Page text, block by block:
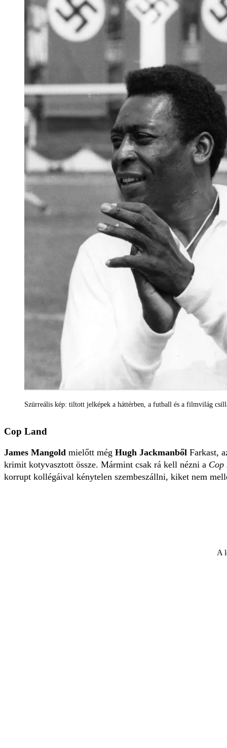
Szürreális kép: tiltott jelképek a háttérben, a futball és a filmvilág
Cop Land
James Mangold mielőtt még Hugh Jackmanből Farkast,
krimit kotyvasztott össze. Mármint csak rá kell nézni a Cop
korrupt kollégáival kénytelen szembeszállni, kiket nem
A